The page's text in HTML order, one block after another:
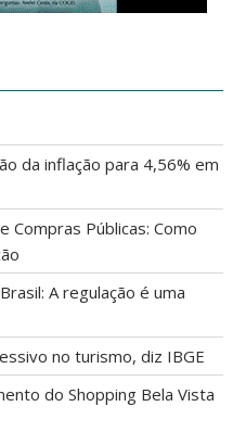
da inflação para 4,56% em
Compras Públicas: Como
A regulação é uma
no turismo, diz IBGE
do Shopping Bela Vista